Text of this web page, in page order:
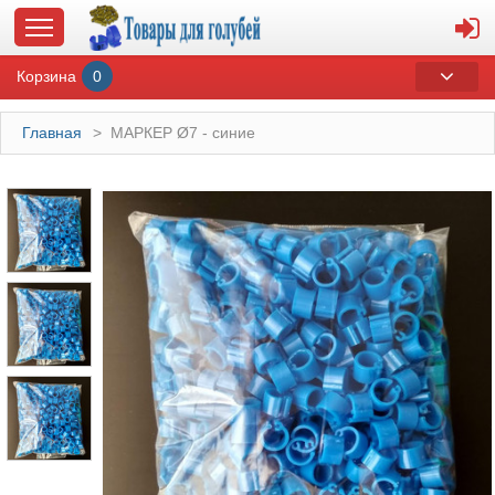
ГЛАВНАЯ
О МАГАЗИНЕ
ОПЛАТА И ДОСТАВКА
КОНТАКТЫ
КАТАЛОГ
СУВЕНИРЫ С ГОЛУБЯМИ
Корзина 0
Главная > МАРКЕР Ø7 - синие